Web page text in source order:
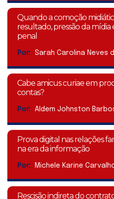
Quando a comoção
resultado, pressão da
penal
Por: Sarah Carolina Neves
Cabe amicus curiae em
contas?
Por: Aldem Johnston
Prova digital nas relações
na era da informação
Por: Michele Karine
Rescisão indireta do